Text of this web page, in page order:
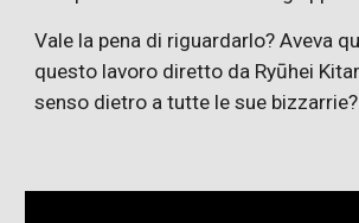
Vale la pena di riguardarlo? Aveva
questo lavoro diretto da Ryūhei
senso dietro a tutte le sue bizzarrie?